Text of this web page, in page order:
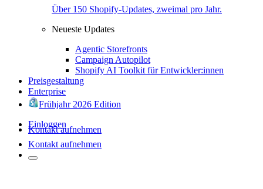
Über 150 Shopify-Updates, zweimal pro Jahr.
Neueste Updates
Agentic Storefronts
Campaign Autopilot
Shopify AI Toolkit für Entwickler:innen
Preisgestaltung
Enterprise
Frühjahr 2026 Edition
Einloggen
Kontakt aufnehmen
Kontakt aufnehmen